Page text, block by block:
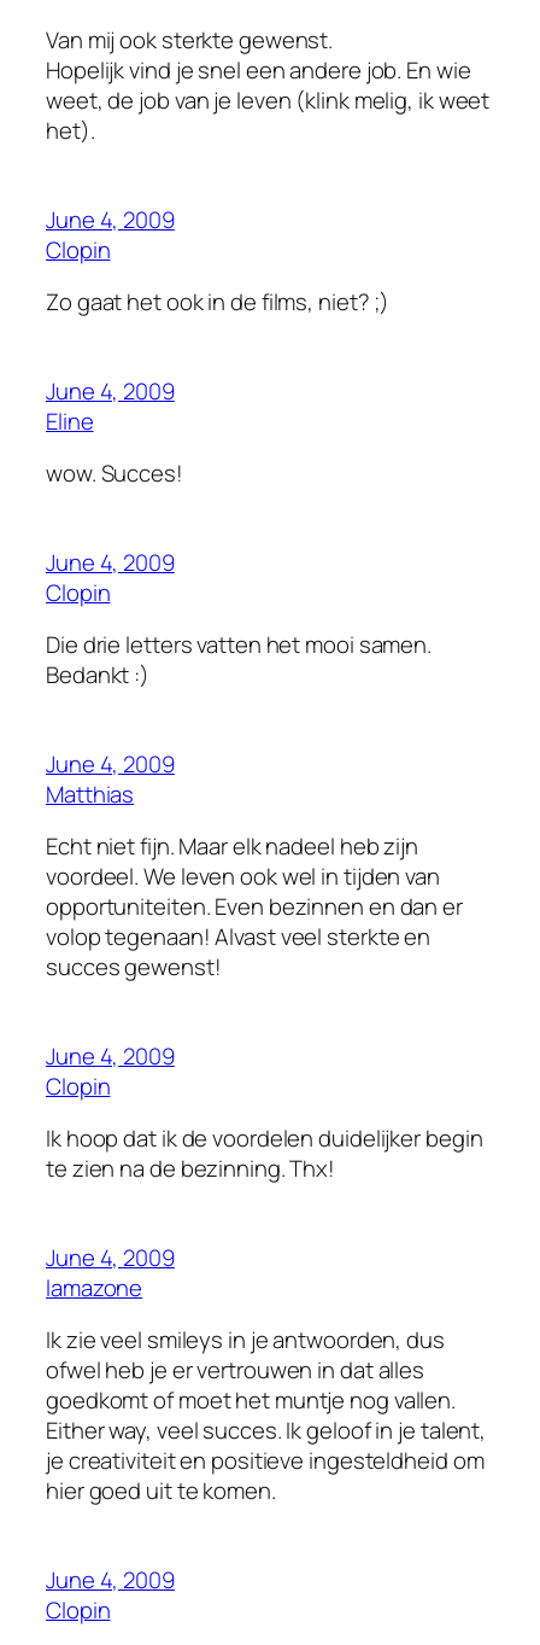
Van mij ook sterkte gewenst.
Hopelijk vind je snel een andere job. En wie
weet, de job van je leven (klink melig, ik weet
het).
June 4, 2009
Clopin
Zo gaat het ook in de films, niet? ;)
June 4, 2009
Eline
wow. Succes!
June 4, 2009
Clopin
Die drie letters vatten het mooi samen.
Bedankt :)
June 4, 2009
Matthias
Echt niet fijn. Maar elk nadeel heb zijn
voordeel. We leven ook wel in tijden van
opportuniteiten. Even bezinnen en dan er
volop tegenaan! Alvast veel sterkte en
succes gewenst!
June 4, 2009
Clopin
Ik hoop dat ik de voordelen duidelijker begin
te zien na de bezinning. Thx!
June 4, 2009
lamazone
Ik zie veel smileys in je antwoorden, dus
ofwel heb je er vertrouwen in dat alles
goedkomt of moet het muntje nog vallen.
Either way, veel succes. Ik geloof in je talent,
je creativiteit en positieve ingesteldheid om
hier goed uit te komen.
June 4, 2009
Clopin